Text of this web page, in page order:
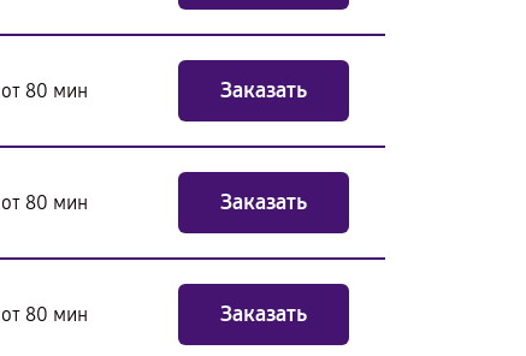
от 80 мин Заказать
от 80 мин Заказать
от 80 мин Заказать